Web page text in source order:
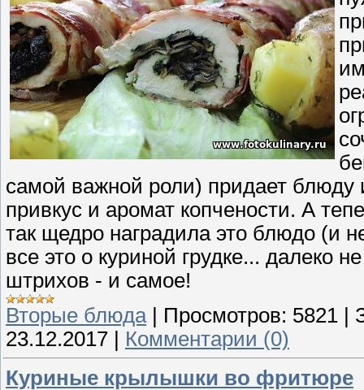
самой важной роли) придает блюду
привкус и аромат копчености. А
так щедро наградила это блюдо (и
все это о куриной грудке... далеко
штрихов - и самое!
Вторые блюда| Просмотров: 5821
23.12.2017
Комментарии (0)
Куриные крылышки во фритюре